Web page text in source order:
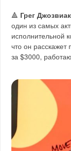
🔺 Грег Джозвиак
один из самых
исполнительной
что он
за $3000,